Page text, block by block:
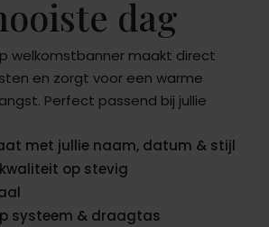
dag
welkomstbanner maakt direct
en zorgt voor een warme
Perfect passend bij jullie
met jullie naam, datum & stijl
op stevig
systeem & draagtas